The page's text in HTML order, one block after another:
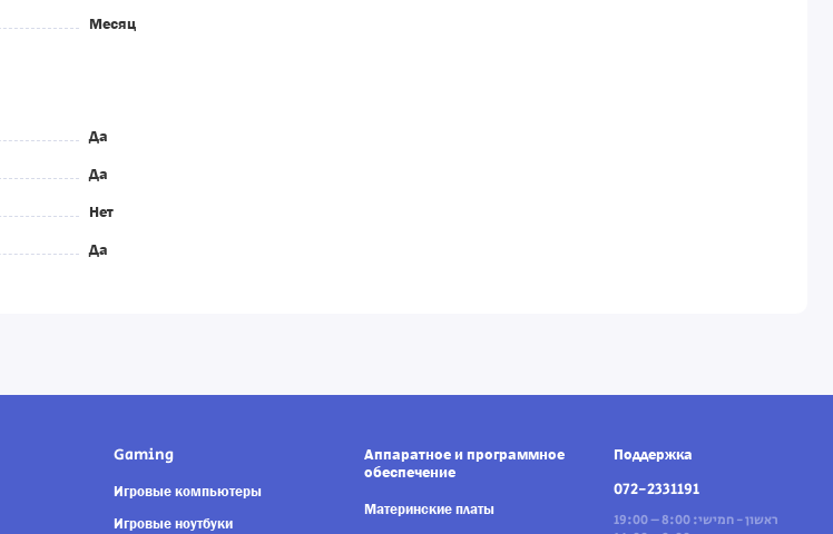
Месяц
Да
Да
Нет
Да
Gaming
Игровые компьютеры
Игровые ноутбуки
Аппаратное и программное
обеспечение
Материнские платы
Поддержка
072-2331191
ראשון - חמישי: 8:00 – 19:00